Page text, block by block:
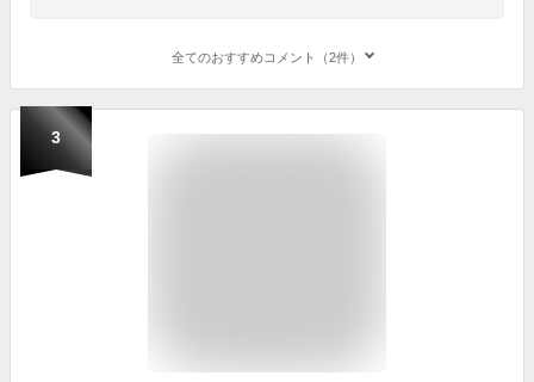
全てのおすすめコメント（2件）
3